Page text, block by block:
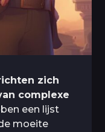
zich
complexe
een lijst
moeite